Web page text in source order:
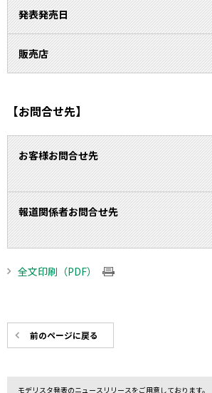
発表発売日
販売店
【お問合せ先】
お客様お問合せ先
報道関係者お問合せ先
全文印刷（PDF）
前のページに戻る
モデリスタ発表のニュースリリースをご用意しております。